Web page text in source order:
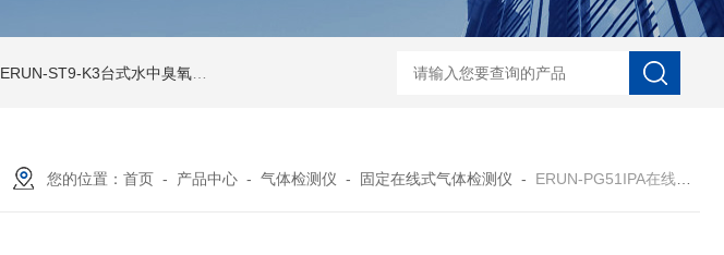
ERUN-ST9-K3台式水中臭氧检测仪 ERUN-ST7-B8台式酚酞碱度测定仪 ERUN-SZ-CL620水质氯离子在线
您的位置：首页 - 产品中心 -气体检测仪 - 固定在线式气体检测仪 - ERUN-PG51IPA在线式异丙醇气体探测器ERUN-PG51IPA